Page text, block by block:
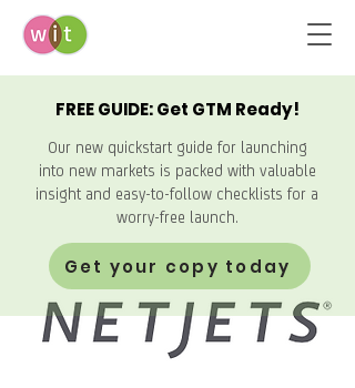
FREE GUIDE: Get GTM Ready!
Our new quickstart guide for launching
into new markets is packed with valuable
insight and easy-to-follow checklists for a
worry-free launch.
Get your copy today